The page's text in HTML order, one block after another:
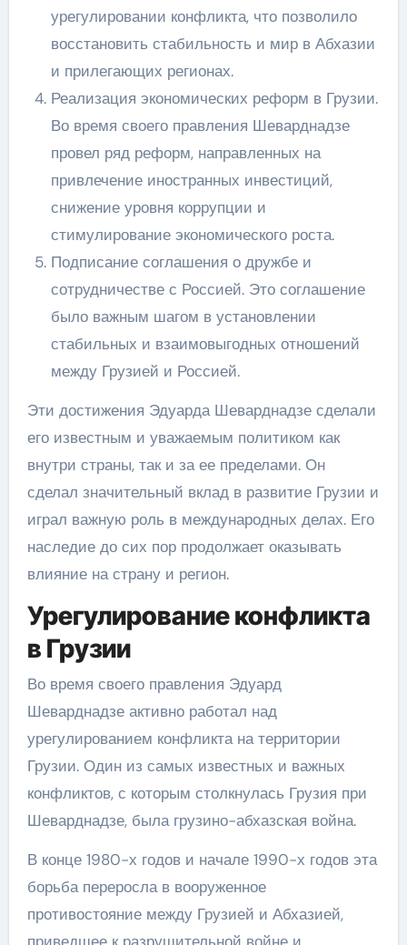
урегулировании конфликта, что позволило
восстановить стабильность и мир в Абхазии
и прилегающих регионах.
Реализация экономических реформ в Грузии.
Во время своего правления Шеварднадзе
провел ряд реформ, направленных на
привлечение иностранных инвестиций,
снижение уровня коррупции и
стимулирование экономического роста.
Подписание соглашения о дружбе и
сотрудничестве с Россией. Это соглашение
было важным шагом в установлении
стабильных и взаимовыгодных отношений
между Грузией и Россией.
Эти достижения Эдуарда Шеварднадзе сделали
его известным и уважаемым политиком как
внутри страны, так и за ее пределами. Он
сделал значительный вклад в развитие Грузии и
играл важную роль в международных делах. Его
наследие до сих пор продолжает оказывать
влияние на страну и регион.
Урегулирование конфликта
в Грузии
Во время своего правления Эдуард
Шеварднадзе активно работал над
урегулированием конфликта на территории
Грузии. Один из самых известных и важных
конфликтов, с которым столкнулась Грузия при
Шеварднадзе, была грузино-абхазская война.
В конце 1980-х годов и начале 1990-х годов эта
борьба переросла в вооруженное
противостояние между Грузией и Абхазией,